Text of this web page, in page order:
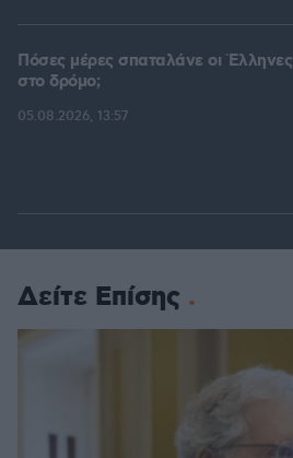
Πόσες μέρες σπαταλάνε οι Έλληνες
στο δρόμο;
05.08.2026, 13:57
Δείτε Επίσης